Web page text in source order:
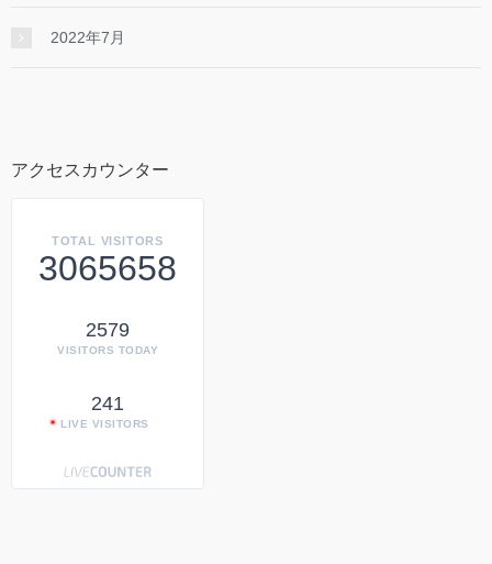
2022年7月
アクセスカウンター
TOTAL VISITORS
3065658
2579
VISITORS TODAY
241
LIVE VISITORS